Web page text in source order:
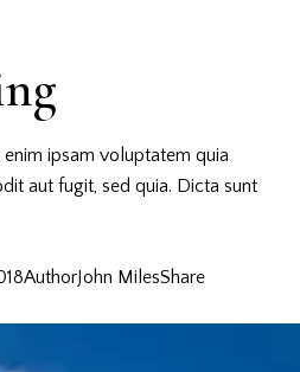
ipsam voluptatem quia
aut fugit, sed quia. Dicta sunt
AuthorJohn MilesShare